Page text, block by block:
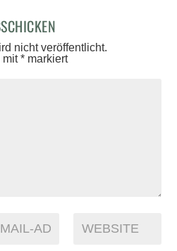
nicht veröffentlicht.
mit* markiert